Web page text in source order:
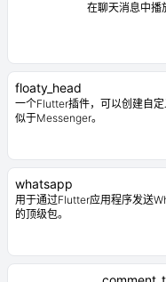
在聊天消息中播
floaty_head
一个Flutter插件，可以创建自
似于Messenger。
whatsapp
用于通过Flutter应用程序发送
的顶级包。